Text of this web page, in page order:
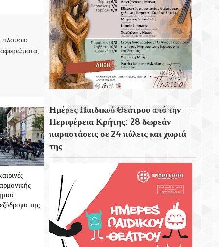
πλούσιο
της
Η Μεσσήνη Η Τρίτη Μεγαλύτερη Πόλη Στη
Σικελία
Ο Σκορπιός Το Νησί Του Αριστοτέλη
Ωνάση
Το Φαινόμενο Φάτα Μοργκάνα
Ημέρες Παιδικού Θεάτρου από την
Περιφέρεια Κρήτης: 28 δωρεάν
παραστάσεις σε 24 πόλεις και χωριά
της